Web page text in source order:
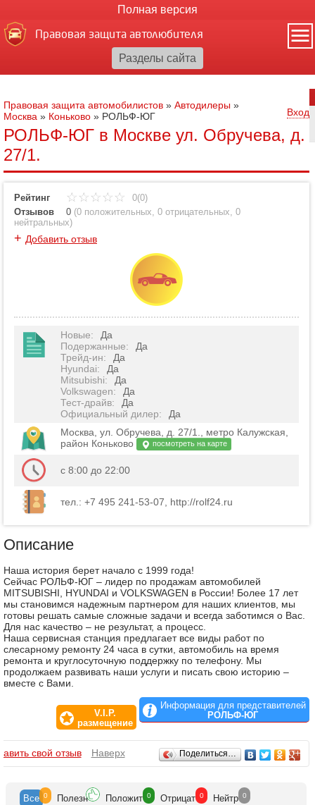
Полная версия
Правовая защита автолюбителя
Правовая защита автомобилистов » Автодилеры »
Москва » Коньково » РОЛЬФ-ЮГ Вход
РОЛЬФ-ЮГ в Москве ул. Обручева, д.
27/1.
Рейтинг
0(0)
Отзывов
0 (0 положительных, 0 отрицательных, 0
нейтральных)
+ Добавить отзыв
Новые:
Да
Подержанные:
Да
Трейд-ин:
Да
Hyundai:
Да
Mitsubishi:
Да
Volkswagen:
Да
Тест-драйв:
Да
Официальный дилер:
Да
Москва, ул. Обручева, д. 27/1., метро Калужская,
район Коньково
посмотреть на карте
с 8:00 до 22:00
тел.: +7 495 241-53-07, http://rolf24.ru
Описание
Наша история берет начало с 1999 года!
Сейчас РОЛЬФ-ЮГ – лидер по продажам автомобилей
MITSUBISHI, HYUNDAI и VOLKSWAGEN в России! Более 17 лет
мы становимся надежным партнером для наших клиентов, мы
готовы решать самые сложные задачи и всегда заботимся о Вас.
Для нас качество – не результат, а процесс.
Наша сервисная станция предлагает все виды работ по
слесарному ремонту 24 часа в сутки, автомобиль на время
ремонта и круглосуточную поддержку по телефону. Мы
продолжаем развивать наши услуги и писать свою историю –
вместе с Вами.
V.I.P.
размещение
Информация для представителей
РОЛЬФ-ЮГ
Отзывы
свой отзыв Наверх Поделиться…
Все 0 Полезн Положит 0 Отрицат 0 Нейтр 0